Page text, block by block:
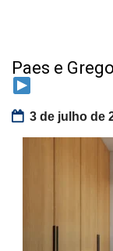
Paes e
3 de julho de